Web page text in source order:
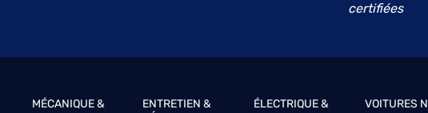
certifiées
MÉCANIQUE &
ENTRETIEN &
ÉLECTRIQUE &
VOITURES